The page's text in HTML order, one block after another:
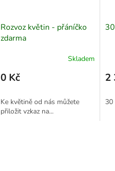
Rozvoz květin - přáníčko
zdarma
Skladem
0 Kč
Ke květině od nás můžete
přiložit vzkaz na...
2
30